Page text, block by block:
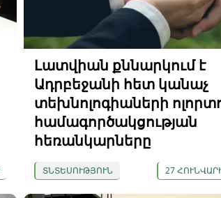
Լատվիան քննարկում է
Ադրբեջանի հետ կանաչ
տեխնոլոգիաների
համագործակցության
հեռանկարները
ՏՆՏԵՍՈՒԹՅՈՒՆ 27